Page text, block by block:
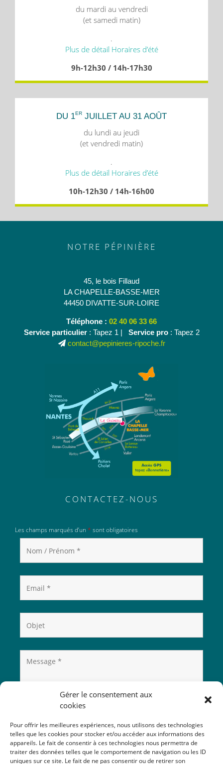
Gérer le consentement aux
cookies
Pour offrir les meilleures expériences, nous utilisons des technologies
telles que les cookies pour stocker et/ou accéder aux informations des
appareils. Le fait de consentir à ces technologies nous permettra de
traiter des données telles que le comportement de navigation ou les ID
uniques sur ce site. Le fait de ne pas consentir ou de retirer son
du mardi au vendredi
(et samedi matin)
.
Plus de détail Horaires d’été
9h-12h30 / 14h-17h30
DU 1ER JUILLET AU 31 AOÛT
du lundi au jeudi
(et vendredi matin)
.
Plus de détail Horaires d’été
10h-12h30 / 14h-16h00
NOTRE PÉPINIÈRE
45, le bois Fillaud
LA CHAPELLE-BASSE-MER
44450 DIVATTE-SUR-LOIRE
Téléphone : 02 40 06 33 66
Service particulier: Tapez 1 | Service pro: Tapez 2
contact@pepinieres-ripoche.fr
CONTACTEZ-NOUS
Les champs marqués d’un * sont obligatoires